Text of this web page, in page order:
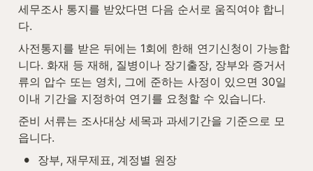
세무조사 통지를 받았다면 다음 순서로 움직여야 합니
다.
사전통지를 받은 뒤에는 1회에 한해 연기신청이 가능합
니다. 화재 등 재해, 질병이나 장기출장, 장부와 증거서
류의 압수 또는 영치, 그에 준하는 사정이 있으면 30일
이내 기간을 지정하여 연기를 요청할 수 있습니다.
준비 서류는 조사대상 세목과 과세기간을 기준으로 모
읍니다.
• 장부, 재무제표, 계정별 원장